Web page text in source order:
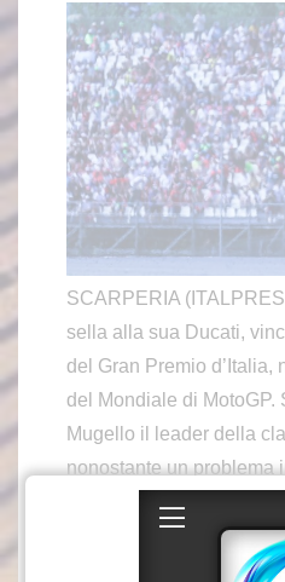
SCARPERIA
sella alla sua Ducati,
del Gran Premio d’Italia,
del Mondiale di MotoGP.
Mugello il leader della
nonostante un problema
batte il fratello Alex
podio al terzo posto